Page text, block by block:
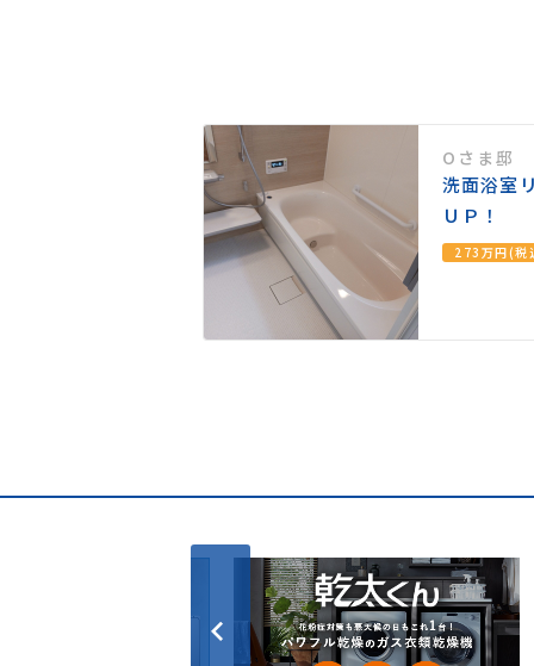
Oさま邸
洗面浴室
ＵＰ！
273万円(税